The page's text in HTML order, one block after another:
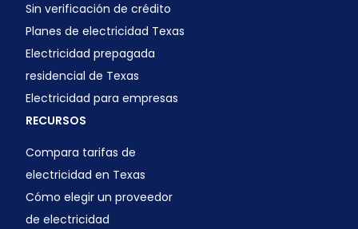
Sin verificación de crédito
Planes de electricidad Texas
Electricidad prepagada
residencial de Texas
Electricidad para empresas
RECURSOS
Compara tarifas de
electricidad en Texas
Cómo elegir un proveedor
de electricidad